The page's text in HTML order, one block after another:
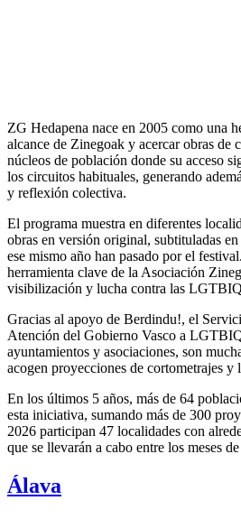
ZG Hedapena nace en 2005 como una
alcance de Zinegoak y acercar obras
núcleos de población donde su acceso
los circuitos habituales, generando
y reflexión colectiva.
El programa muestra en diferentes
obras en versión original, subtituladas
ese mismo año han pasado por el
herramienta clave de la Asociación
visibilización y lucha contra las
Gracias al apoyo de Berdindu!, el
Atención del Gobierno Vasco a
ayuntamientos y asociaciones, son
acogen proyecciones de cortometrajes y
En los últimos 5 años, más de 64
esta iniciativa, sumando más de 300
2026 participan 47 localidades con
que se llevarán a cabo entre los meses
Álava